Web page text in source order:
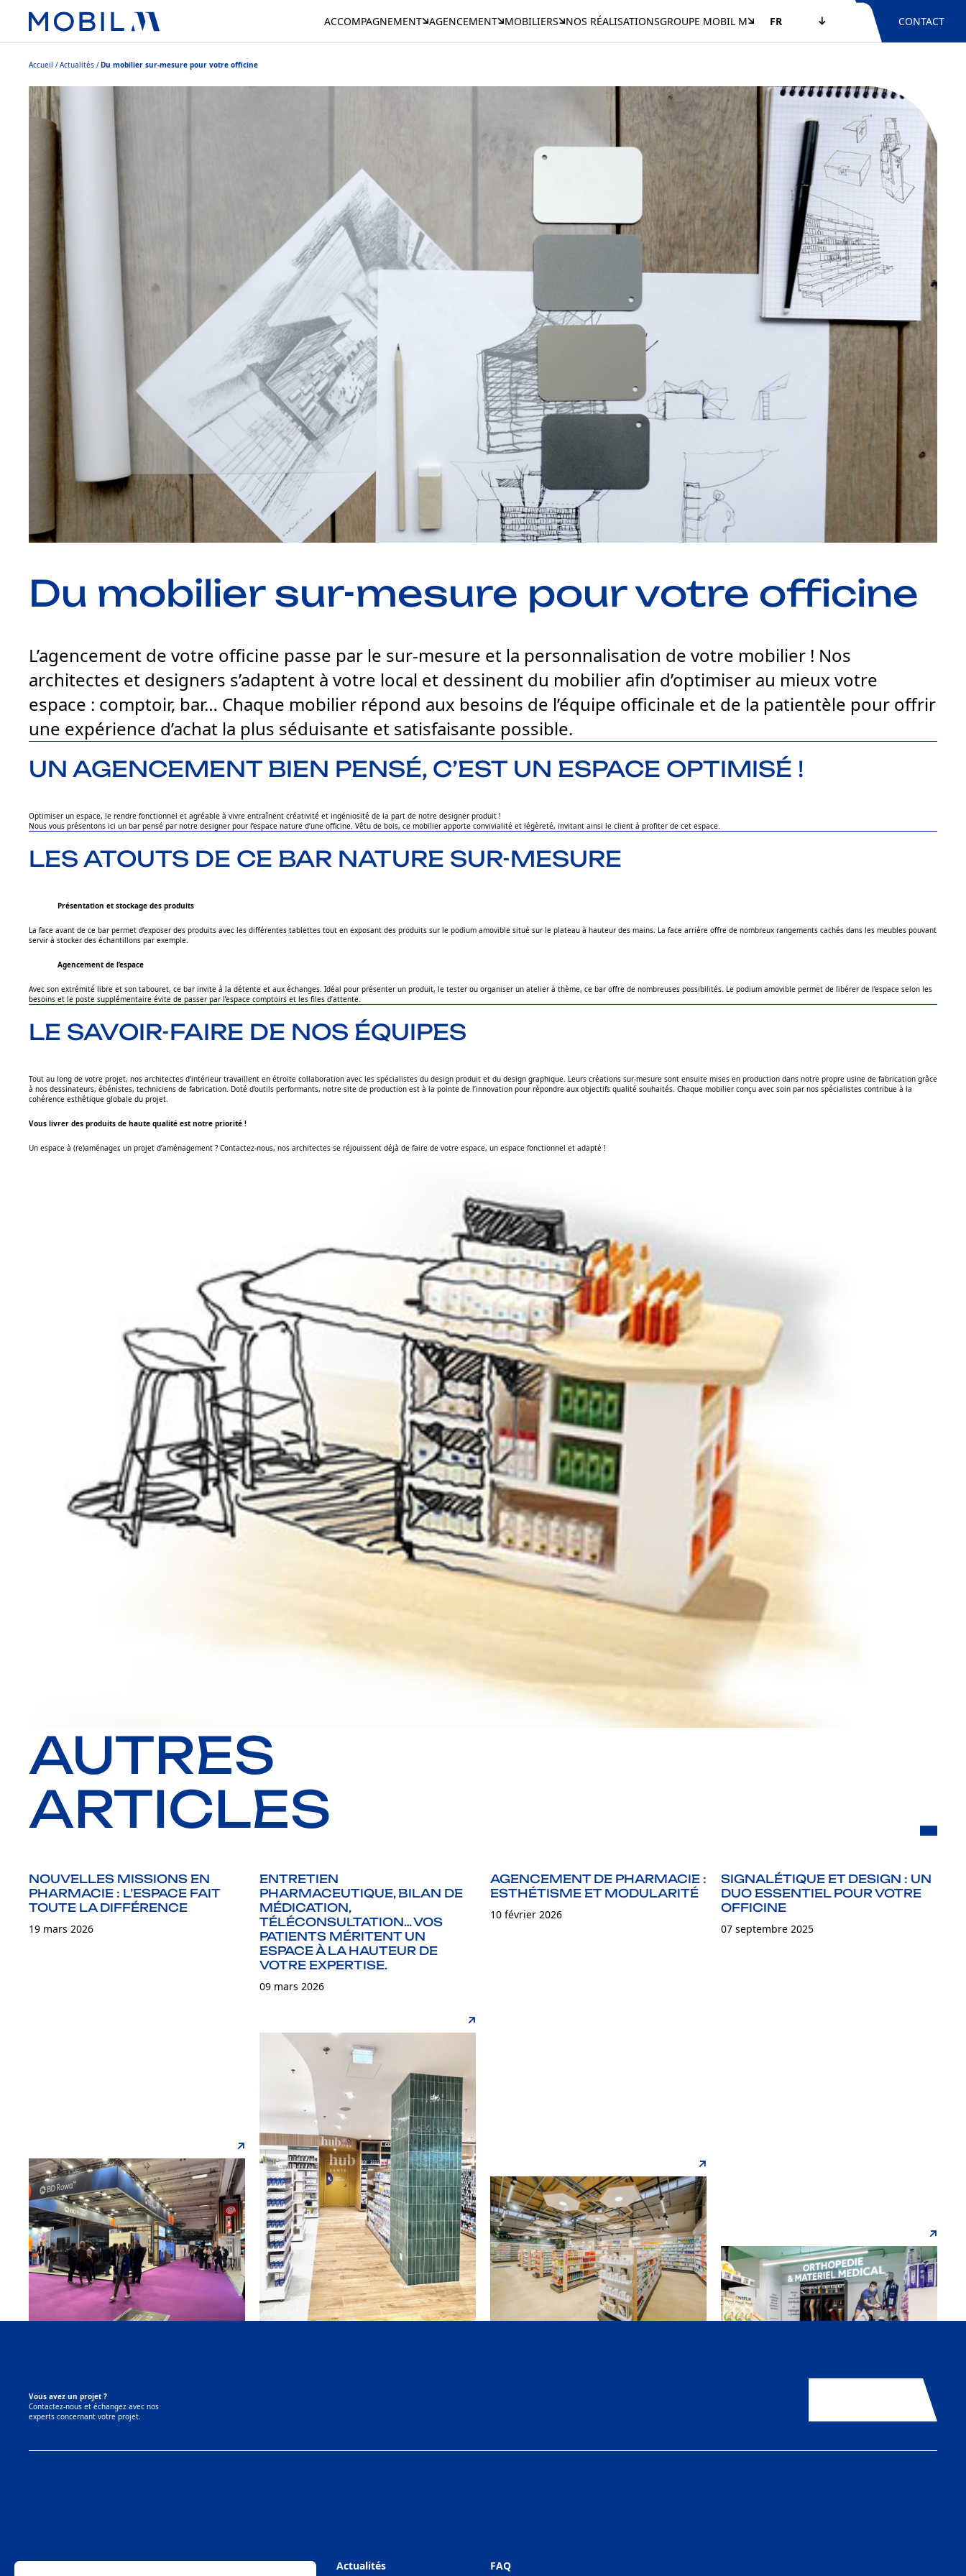
ACCOMPAGNEMENT AGENCEMENT MOBILIERS NOS RÉALISATIONSGROUPE MOBIL M FR CONTACT
Accueil Actualités Du mobilier sur-mesure pour votre officine
Du mobilier sur-mesure pour votre officine
L’agencement de votre officine passe par le sur-mesure et la personnalisation de votre mobilier ! Nos
architectes et designers s’adaptent à votre local et dessinent du mobilier afin d’optimiser au mieux votre
espace : comptoir, bar… Chaque mobilier répond aux besoins de l’équipe officinale et de la patientèle pour offrir
une expérience d’achat la plus séduisante et satisfaisante possible.
UN AGENCEMENT BIEN PENSÉ, C’EST UN ESPACE OPTIMISÉ !
Optimiser un espace, le rendre fonctionnel et agréable à vivre entraînent créativité et ingéniosité de la part de notre designer produit !
Nous vous présentons ici un bar pensé par notre designer pour l’espace nature d’une officine. Vêtu de bois, ce mobilier apporte convivialité et légèreté, invitant ainsi le client à profiter de cet espace.
LES ATOUTS DE CE BAR NATURE SUR-MESURE
Présentation et stockage des produits
La face avant de ce bar permet d’exposer des produits avec les différentes tablettes tout en exposant des produits sur le podium amovible situé sur le plateau à hauteur des mains. La face arrière offre de nombreux rangements cachés dans les meubles pouvant
servir à stocker des échantillons par exemple.
Agencement de l’espace
Avec son extrémité libre et son tabouret, ce bar invite à la détente et aux échanges. Idéal pour présenter un produit, le tester ou organiser un atelier à thème, ce bar offre de nombreuses possibilités. Le podium amovible permet de libérer de l’espace selon les
besoins et le poste supplémentaire évite de passer par l’espace comptoirs et les files d’attente.
LE SAVOIR-FAIRE DE NOS ÉQUIPES
Tout au long de votre projet, nos architectes d’intérieur travaillent en étroite collaboration avec les spécialistes du design produit et du design graphique. Leurs créations sur-mesure sont ensuite mises en production dans notre propre usine de fabrication grâce
à nos dessinateurs, ébénistes, techniciens de fabrication. Doté d’outils performants, notre site de production est à la pointe de l’innovation pour répondre aux objectifs qualité souhaités. Chaque mobilier conçu avec soin par nos spécialistes contribue à la
cohérence esthétique globale du projet.
Vous livrer des produits de haute qualité est notre priorité !
Un espace à (re)aménager, un projet d’aménagement ? Contactez-nous, nos architectes se réjouissent déjà de faire de votre espace, un espace fonctionnel et adapté !
AUTRES
ARTICLES
NOUVELLES MISSIONS EN
PHARMACIE : L’ESPACE FAIT
TOUTE LA DIFFÉRENCE
19 mars 2026
ENTRETIEN
PHARMACEUTIQUE, BILAN DE
MÉDICATION,
TÉLÉCONSULTATION… VOS
PATIENTS MÉRITENT UN
ESPACE À LA HAUTEUR DE
VOTRE EXPERTISE.
09 mars 2026
AGENCEMENT DE PHARMACIE :
ESTHÉTISME ET MODULARITÉ
10 février 2026
SIGNALÉTIQUE ET DESIGN : UN
DUO ESSENTIEL POUR VOTRE
OFFICINE
07 septembre 2025
Vous avez un projet ?
Contactez-nous et échangez avec nos
experts concernant votre projet.
LinkedIn
Mobil M & Vous
Actualités FAQ